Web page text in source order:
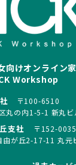
向けオンライン
Workshop
〒100-6510
丸の内1-5-1 新丸
支社
〒152-0035
由が丘2-17-11 丸元